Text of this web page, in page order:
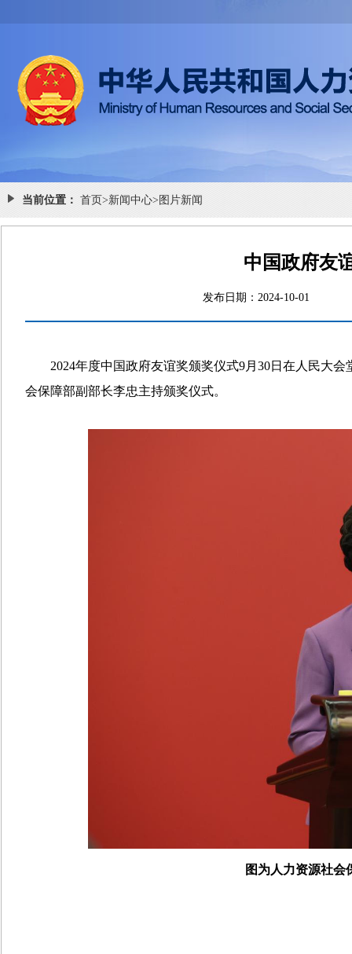
当前位置： 首页>新闻中心> 图片新闻
中国政府友
发布日期：2024-10-
2024年度中国政府友谊奖颁奖仪式9月 30日在人民大会
会保障部副部长李忠主持颁奖仪式。
图为人力资源社会